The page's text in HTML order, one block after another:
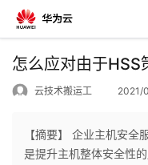
返
怎么应对由于HSS
云技术搬运工 2021/
【摘要】 企业主机安全
是提升主机整体安全性